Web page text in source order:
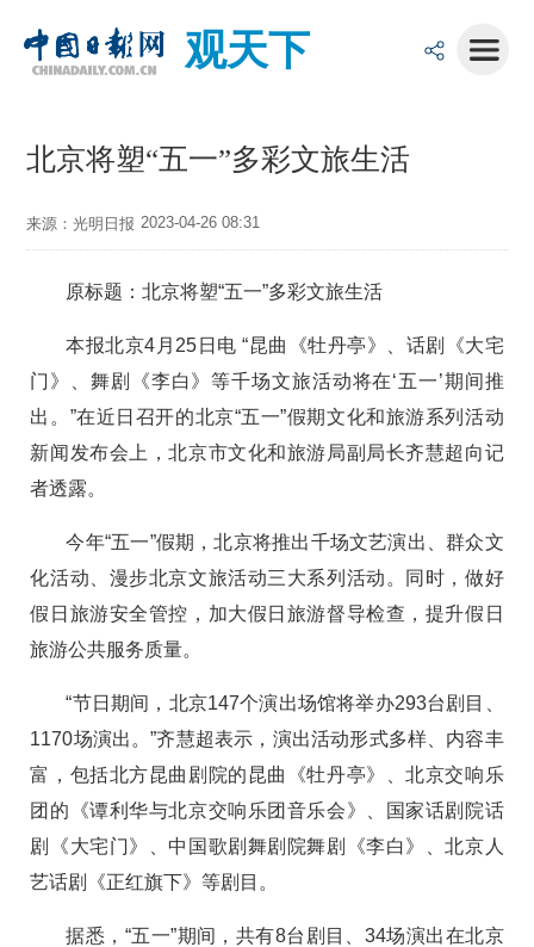
观天下
北京将塑“五一”多彩文旅生活
来源：光明日报 2023-04-26 08:31
原标题：北京将塑“五一”多彩文旅生活
本报北京4月25日电 “昆曲《牡丹亭》、话剧《大宅
门》、舞剧《李白》等千场文旅活动将在‘五一’期间推
出。”在近日召开的北京“五一”假期文化和旅游系列活动
新闻发布会上，北京市文化和旅游局副局长齐慧超向记
者透露。
今年“五一”假期，北京将推出千场文艺演出、群众文
化活动、漫步北京文旅活动三大系列活动。同时，做好
假日旅游安全管控，加大假日旅游督导检查，提升假日
旅游公共服务质量。
“节日期间，北京147个演出场馆将举办293台剧目、
1170场演出。”齐慧超表示，演出活动形式多样、内容丰
富，包括北方昆曲剧院的昆曲《牡丹亭》、北京交响乐
团的《谭利华与北京交响乐团音乐会》、国家话剧院话
剧《大宅门》、中国歌剧舞剧院舞剧《李白》、北京人
艺话剧《正红旗下》等剧目。
据悉，“五一”期间，共有8台剧目、34场演出在北京